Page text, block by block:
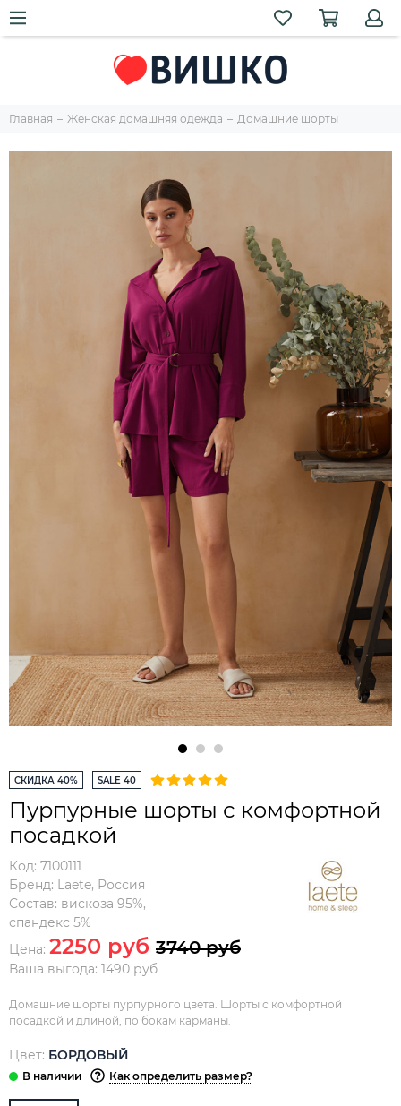
Главная Женская домашняя одежда Домашние шорты
СКИДКА 40% SALE 40
Пурпурные шорты с комфортной
посадкой
Код: 7100111
Бренд: Laete, Россия
Состав: вискоза 95%,
спандекс 5%
Цена: 2250 руб 3740 руб
Ваша выгода: 1490 руб
Домашние шорты пурпурного цвета. Шорты с комфортной
посадкой и длиной, по бокам карманы.
Цвет: БОРДОВЫЙ
Как определить размер?